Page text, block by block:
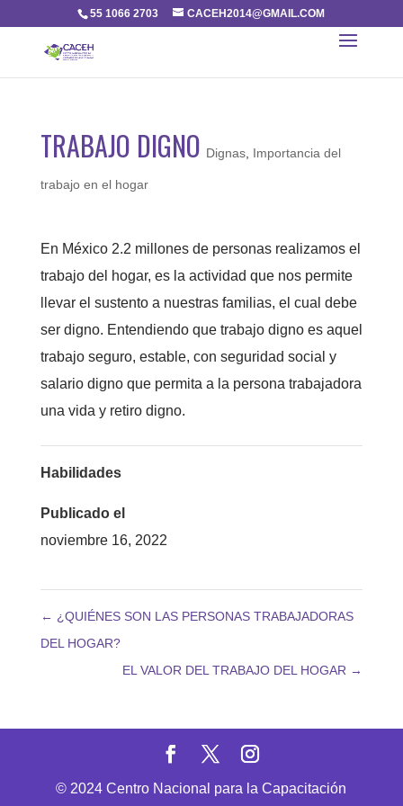
55 1066 2703 CACEH2014@GMAIL.COM
TRABAJO DIGNO Dignas, Importancia del
trabajo en el hogar
En México 2.2 millones de personas realizamos el
trabajo del hogar, es la actividad que nos permite
llevar el sustento a nuestras familias, el cual debe
ser digno. Entendiendo que trabajo digno es aquel
trabajo seguro, estable, con seguridad social y
salario digno que permita a la persona trabajadora
una vida y retiro digno.
Habilidades
Publicado el
noviembre 16, 2022
← ¿QUIÉNES SON LAS PERSONAS TRABAJADORAS
DEL HOGAR?
EL VALOR DEL TRABAJO DEL HOGAR →
© 2024 Centro Nacional para la Capacitación